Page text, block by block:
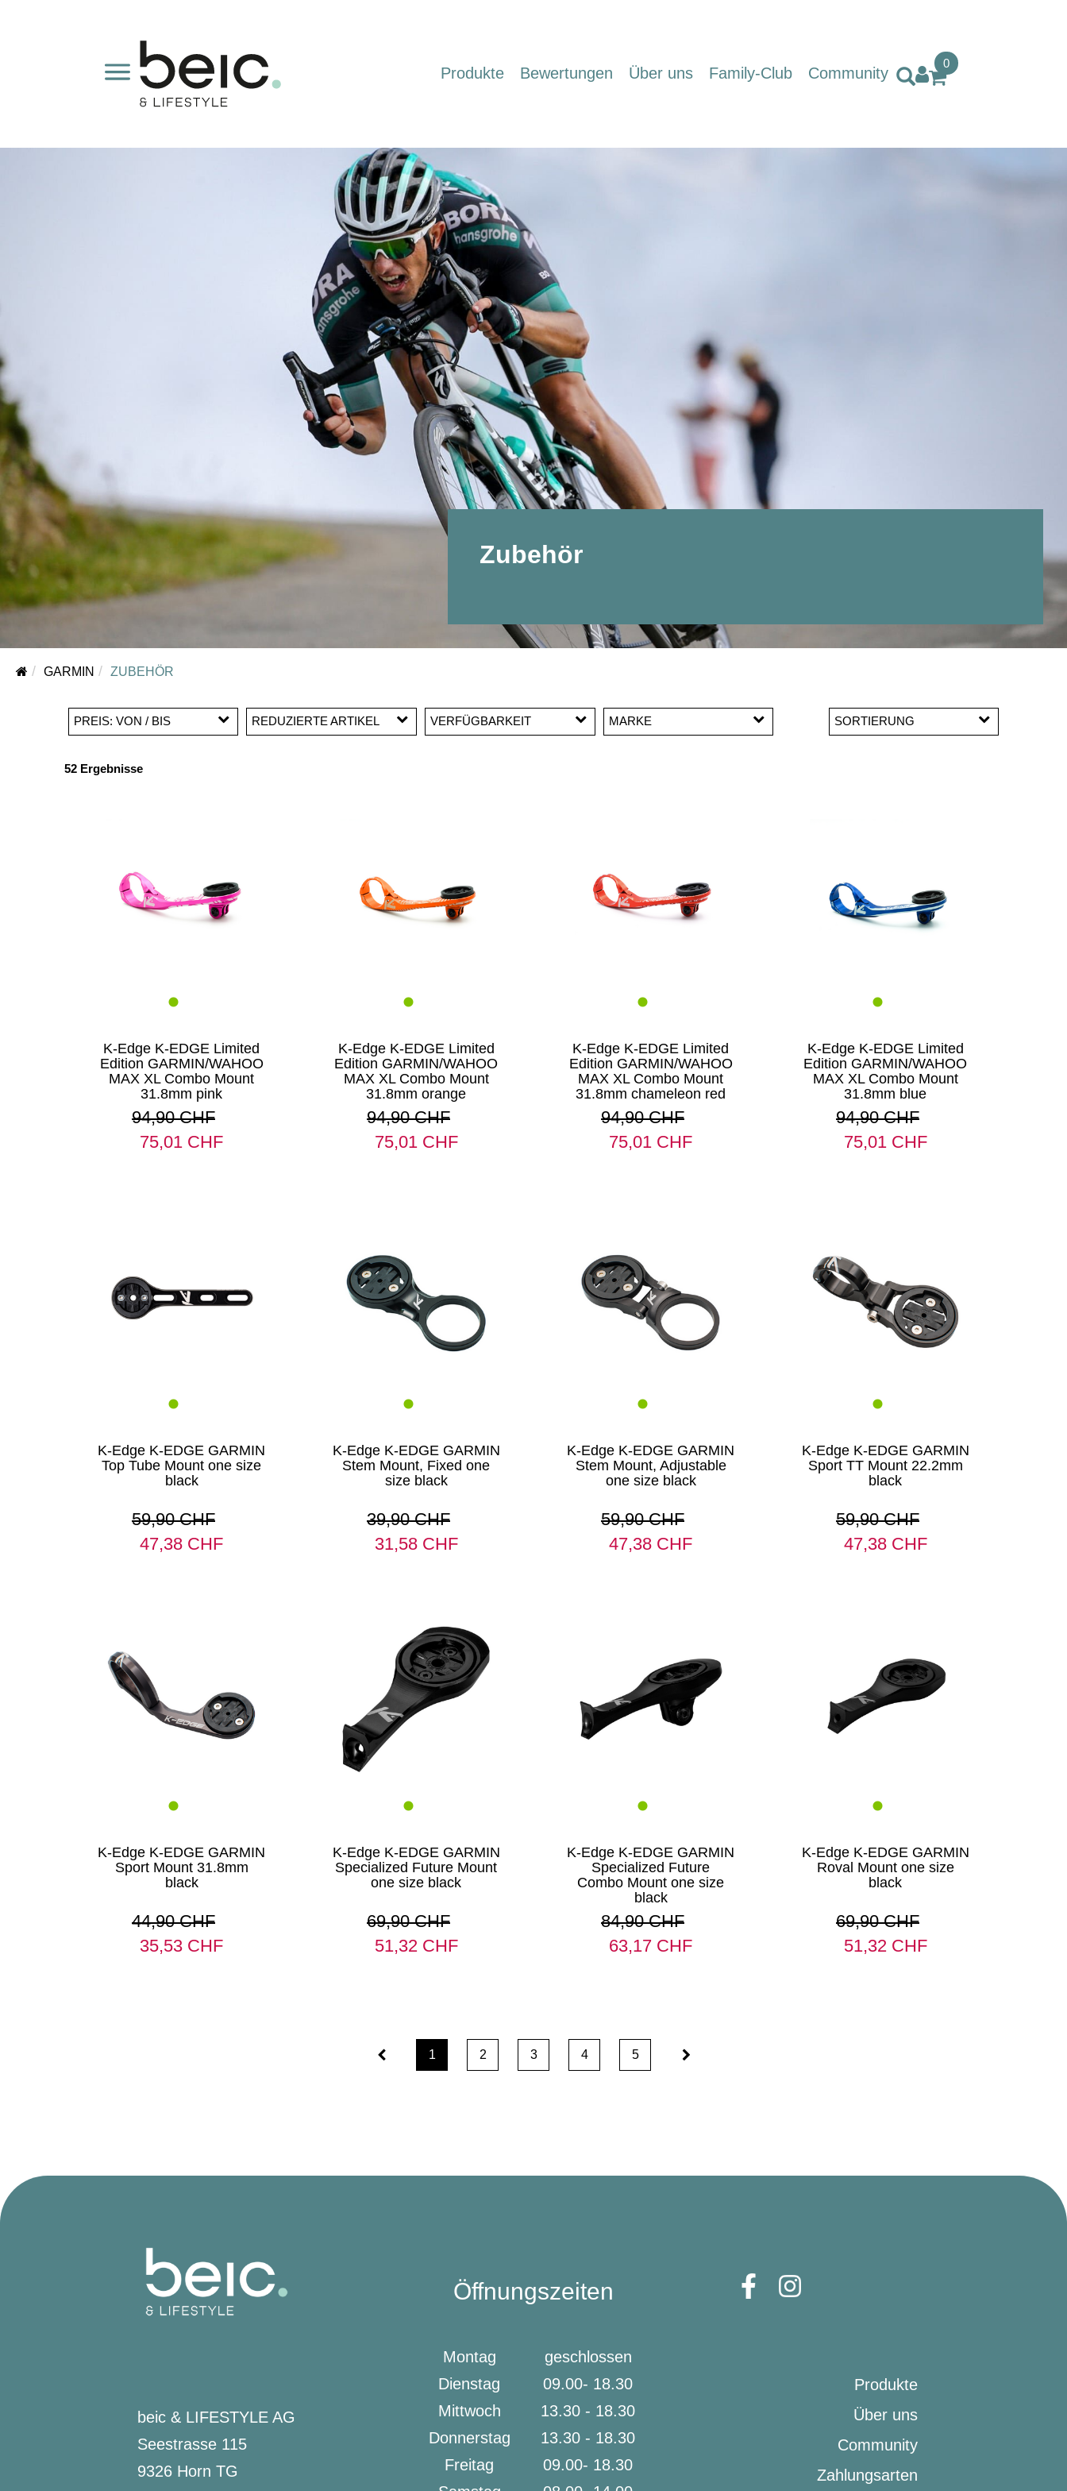
Produkte Bewertungen Über uns Family-Club Community
0
Zubehör
GARMIN ZUBEHÖR
SORTIERUNG
PREIS: VON / BIS REDUZIERTE ARTIKEL VERFÜGBARKEIT MARKE
52 Ergebnisse
K-Edge K-EDGE Limited
Edition GARMIN/WAHOO
MAX XL Combo Mount
31.8mm pink
94,90 CHF
75,01 CHF
K-Edge K-EDGE Limited
Edition GARMIN/WAHOO
MAX XL Combo Mount
31.8mm orange
94,90 CHF
75,01 CHF
K-Edge K-EDGE Limited
Edition GARMIN/WAHOO
MAX XL Combo Mount
31.8mm chameleon red
94,90 CHF
75,01 CHF
K-Edge K-EDGE Limited
Edition GARMIN/WAHOO
MAX XL Combo Mount
31.8mm blue
94,90 CHF
75,01 CHF
K-Edge K-EDGE GARMIN
Top Tube Mount one size
black
59,90 CHF
47,38 CHF
K-Edge K-EDGE GARMIN
Stem Mount, Fixed one
size black
39,90 CHF
31,58 CHF
K-Edge K-EDGE GARMIN
Stem Mount, Adjustable
one size black
59,90 CHF
47,38 CHF
K-Edge K-EDGE GARMIN
Sport TT Mount 22.2mm
black
59,90 CHF
47,38 CHF
K-Edge K-EDGE GARMIN
Sport Mount 31.8mm
black
44,90 CHF
35,53 CHF
K-Edge K-EDGE GARMIN
Specialized Future Mount
one size black
69,90 CHF
51,32 CHF
K-Edge K-EDGE GARMIN
Specialized Future
Combo Mount one size
black
84,90 CHF
63,17 CHF
K-Edge K-EDGE GARMIN
Roval Mount one size
black
69,90 CHF
51,32 CHF
1 2 3 4 5
beic & LIFESTYLE AG
Seestrasse 115
9326 Horn TG
Öffnungszeiten
Montag
geschlossen
Dienstag
09.00- 18.30
Mittwoch
13.30 - 18.30
Donnerstag
13.30 - 18.30
Freitag
09.00- 18.30
Produkte
Über uns
Community
Zahlungsarten